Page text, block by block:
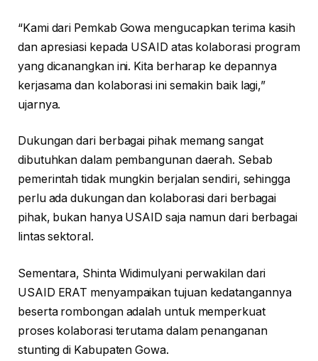
“Kami dari Pemkab Gowa mengucapkan terima kasih
dan apresiasi kepada USAID atas kolaborasi program
yang dicanangkan ini. Kita berharap ke depannya
kerjasama dan kolaborasi ini semakin baik lagi,”
ujarnya.
Dukungan dari berbagai pihak memang sangat
dibutuhkan dalam pembangunan daerah. Sebab
pemerintah tidak mungkin berjalan sendiri, sehingga
perlu ada dukungan dan kolaborasi dari berbagai
pihak, bukan hanya USAID saja namun dari berbagai
lintas sektoral.
Sementara, Shinta Widimulyani perwakilan dari
USAID ERAT menyampaikan tujuan kedatangannya
beserta rombongan adalah untuk memperkuat
proses kolaborasi terutama dalam penanganan
stunting di Kabupaten Gowa.